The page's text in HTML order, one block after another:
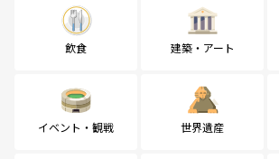
飲食 建築・アート
イベント・観戦 世界遺産